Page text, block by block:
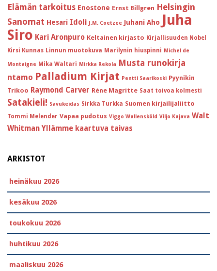
Elämän tarkoitus Enostone Ernst Billgren Helsingin
Sanomat Hesari Idoli J.M. Coetzee Juhani Aho Juha
Siro Kari Aronpuro Keltainen kirjasto Kirjallisuuden Nobel
Kirsi Kunnas Linnun muotokuva Marilynin hiuspinni Michel de
Montaigne Mika Waltari Mirkka Rekola Musta runokirja
ntamo Palladium Kirjat Pentti Saarikoski Pyynikin
Trikoo Raymond Carver Réne Magritte Saat toivoa kolmesti
Satakieli! Savukeidas Sirkka Turkka Suomen kirjailijaliitto
Tommi Melender Vapaa pudotus Viggo Wallensköld Viljo Kajava Walt
Whitman Yllämme kaartuva taivas
ARKISTOT
heinäkuu 2026
kesäkuu 2026
toukokuu 2026
huhtikuu 2026
maaliskuu 2026